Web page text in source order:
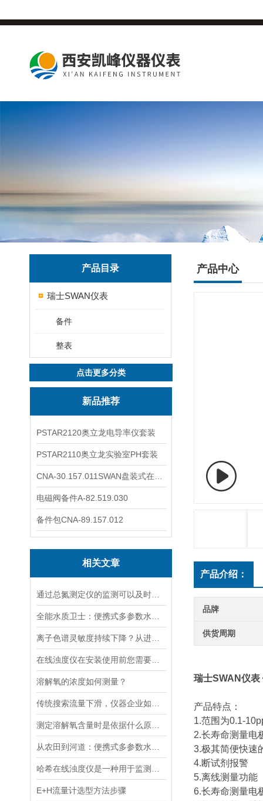
产品目录
瑞士SWAN仪表
备件
整表
点击更多分类
新品推荐
PSTAR2120奥立龙电导率仪套装
PSTAR2110奥立龙实验室PH套装
电磁阀备件A-82.519.030
备件包CNA-89.157.012
相关文章
溶解氧的浓度如何测量？
E+H流量计选型方法步骤
产品中心
产品介绍：
品牌
供货周期
瑞士SWAN仪表
产品特点：
1.范围为0.1-
2.长寿命测量电
3.极其简便快速
4.断试剂报警
5.离线测量功能
6.长寿命测量电